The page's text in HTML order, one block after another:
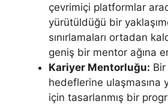
çevrimiçi platformlar
yürütüldüğü bir
sınırlamaları ortadan
geniş bir mentor ağına
Kariyer Mentorluğu:
hedeflerine ulaşmasına
için tasarlanmış bir